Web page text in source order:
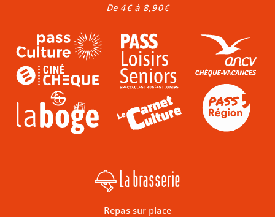
De 4€ à 8,90€
La brasserie
Repas sur place